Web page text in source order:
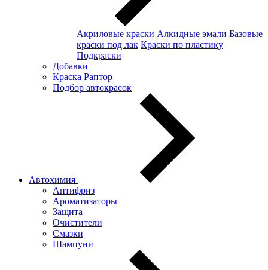
Акриловые краски Алкидные эмали Базовые
краски под лак Краски по пластику
Подкраски
Добавки
Краска Раптор
Подбор автокрасок
Автохимия
Антифриз
Ароматизаторы
Защита
Очистители
Смазки
Шампуни